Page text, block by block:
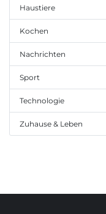
Haustiere
Kochen
Nachrichten
Sport
Technologie
Zuhause & Leben